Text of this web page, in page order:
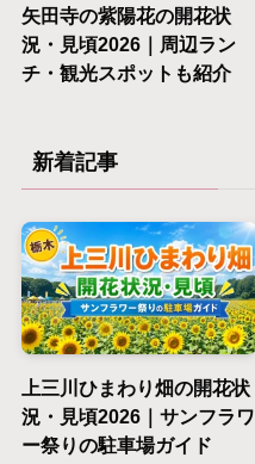
矢田寺の紫陽花の開花状
況・見頃2026｜周辺ラン
チ・観光スポットも紹介
新着記事
上三川ひまわり畑の開花状
況・見頃2026｜サンフラワ
ー祭りの駐車場ガイド